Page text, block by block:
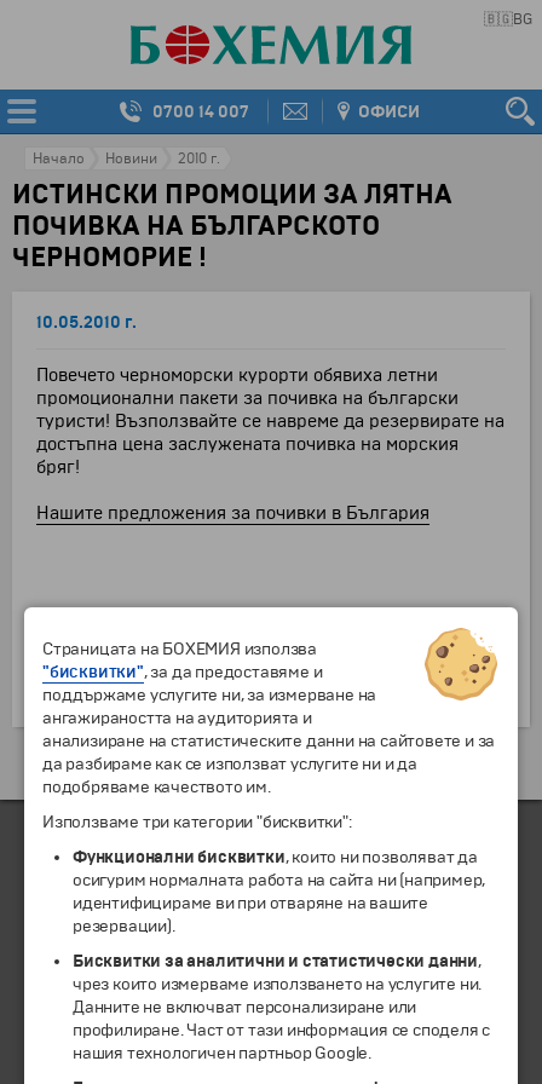
🇧🇬BG
0700 14 007 ОФИСИ
Начало Новини 2010 г.
ИСТИНСКИ ПРОМОЦИИ ЗА ЛЯТНА
ПОЧИВКА НА БЪЛГАРСКОТО
ЧЕРНОМОРИЕ !
10.05.2010 г.
Повечето черноморски курорти обявиха летни
промоционални пакети за почивка на български
туристи! Възползвайте се навреме да резервирате на
достъпна цена заслужената почивка на морския
бряг!
Нашите предложения за почивки в България
ЧЛЕН НА
Страницата на БОХЕМИЯ използва
"бисквитки", за да предоставяме и
поддържаме услугите ни, за измерване на
ангажираността на аудиторията и
анализиране на статистическите данни на сайтовете и за
да разбираме как се използват услугите ни и да
подобряваме качеството им.
Използваме три категории "бисквитки":
Функционални бисквитки, които ни позволяват да
осигурим нормалната работа на сайта ни (например,
идентифицираме ви при отваряне на вашите
резервации).
Бисквитки за аналитични и статистически данни,
чрез които измерваме използването на услугите ни.
Данните не включват персонализиране или
профилиране. Част от тази информация се споделя с
нашия технологичен партньор Google.